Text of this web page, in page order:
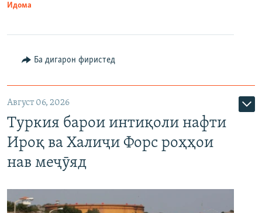
Идома
Ба дигарон фиристед
Август 06, 2026
Туркия барои интиқоли нафти
Ироқ ва Халиҷи Форс роҳҳои
нав меҷӯяд